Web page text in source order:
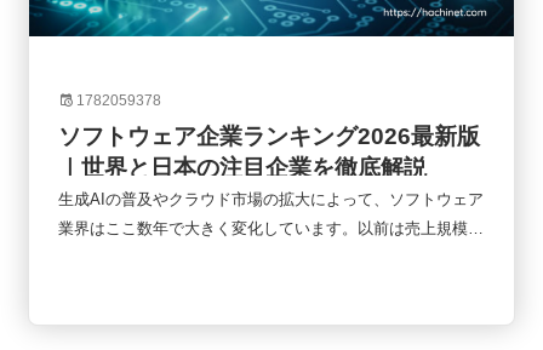
1782059378
ソフトウェア企業ランキング2026最新版
｜世界と日本の注目企業を徹底解説
生成AIの普及やクラウド市場の拡大によって、ソフトウェア
業界はここ数年で大きく変化しています。以前は売上規模だ